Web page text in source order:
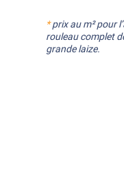
*prix au m² pour
rouleau complet
grande laize.